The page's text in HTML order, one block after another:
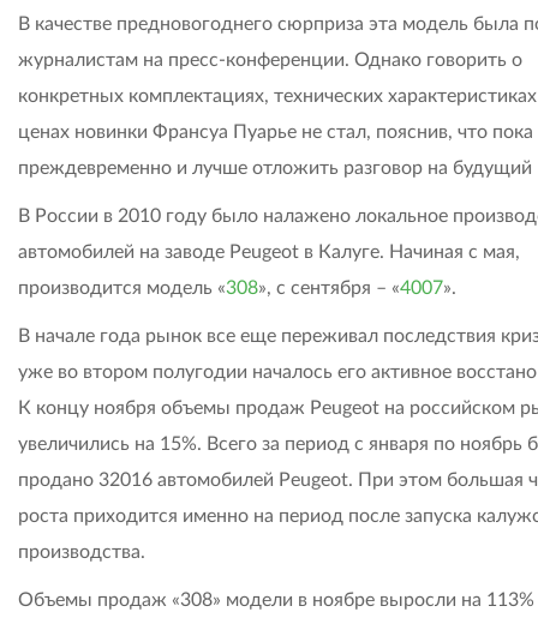
В качестве предновогоднего сюрприза эта модель была
журналистам на пресс-конференции. Однако говорить о
конкретных комплектациях, технических
ценах новинки Франсуа Пуарье не стал, пояснив, что пока
преждевременно и лучше отложить разговор на будущий
В России в 2010 году было налажено локальное
автомобилей на заводе Peugeot в Калуге. Начиная с мая,
производится модель «308», с сентября – «4007».
В начале года рынок все еще переживал последствия
уже во втором полугодии началось его активное
К концу ноября объемы продаж Peugeot на российском
увеличились на 15%. Всего за период с января по ноябрь
продано 32016 автомобилей Peugeot. При этом большая
роста приходится именно на период после запуска
производства.
Объемы продаж «308» модели в ноябре выросли на 113%